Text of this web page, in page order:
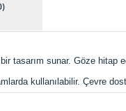
tasarım sunar. Göze
kullanılabilir. Çevre